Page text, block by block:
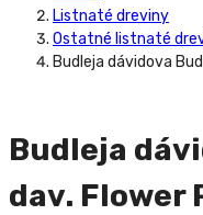
Listnaté dreviny
Ostatné listnaté
Budleja dávidova
Budleja
dav. Flower